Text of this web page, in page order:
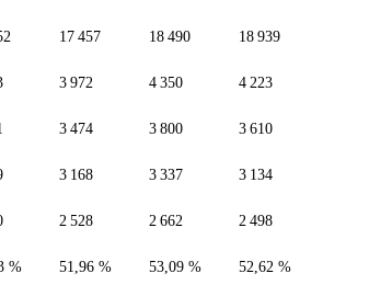
17 457 18 490 18 939
3 972 4 350 4 223
3 474 3 800 3 610
3 168 3 337 3 134
2 528 2 662 2 498
% 51,96 % 53,09 % 52,62 %